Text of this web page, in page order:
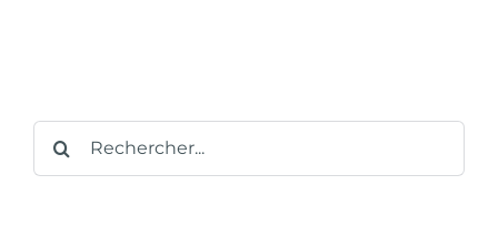
Rechercher: